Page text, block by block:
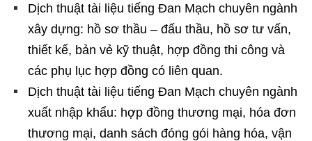
Dịch thuật tài liệu tiếng Đan Mạch chuyên ngành
xây dựng: hồ sơ thầu – đấu thầu, hồ sơ tư vấn,
thiết kế, bản vẻ kỹ thuật, hợp đồng thi công và
các phụ lục hợp đồng có liên quan.
Dịch thuật tài liệu tiếng Đan Mạch chuyên ngành
xuất nhập khẩu: hợp đồng thương mại, hóa đơn
thương mại, danh sách đóng gói hàng hóa, vận